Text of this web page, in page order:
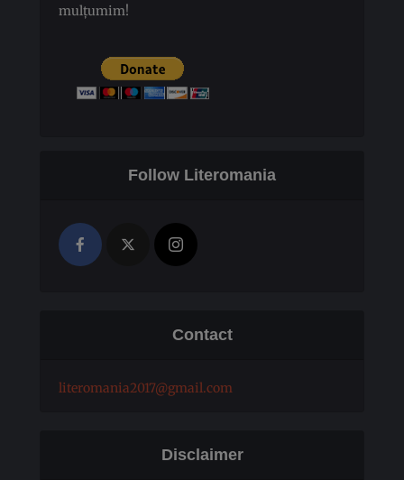
mulțumim!
Follow Literomania
Contact
literomania2017@gmail.com
Disclaimer